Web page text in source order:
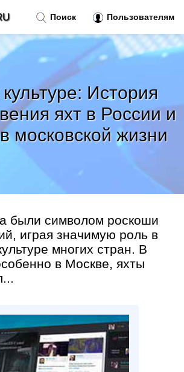
История
яхт в России и
московской жизни
были символом роскоши
играя значимую роль в
многих стран. В
в Москве, яхты
Поиск Пользователям
»